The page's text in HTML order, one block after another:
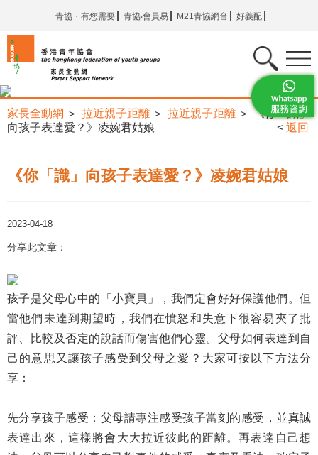
青協・有您需要 青協‧會員易 M21青協網台 好義配
家長全動網 > 拉近親子距離 > 拉近親子距離 >
《你「識」
向孩子表達愛？》凌婉君姑娘
< 返回
《你「識」向孩子表達愛？》凌婉君姑娘
2023-04-18
分享此文章：
孩子是父母心中的「小寶貝」，我們定會好好保護他們。但
當他們未達到期望時，我們在憤怒和失意下很容易夾了批
評、比較及否定的說話而傷害他們心靈。父母如何表達到自
己的意思又讓孩子感受到父母之愛？大家可按以下方法分
享：
先分享孩子感受：父母請專注感受孩子當刻的感受，並真誠
表達出來，這樣將會大大拉近彼此的距離。再表達自己想